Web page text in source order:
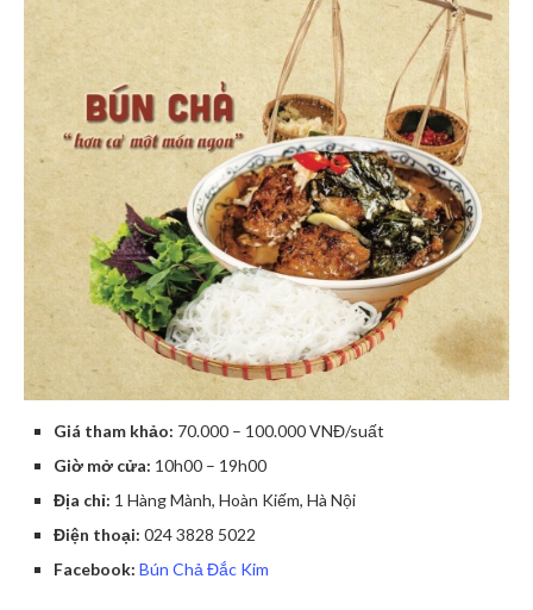
Giá tham khảo: 70.000 – 100.000 VNĐ/suất
Giờ mở cửa: 10h00 – 19h00
Địa chỉ: 1 Hàng Mành, Hoàn Kiếm, Hà Nội
Điện thoại: 024 3828 5022
Facebook: Bún Chả Đắc Kim